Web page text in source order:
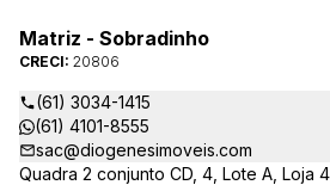
Matriz - Sobradinho
CRECI: 20806
(61) 3034-1415
(61) 4101-8555
sac@diogenesimoveis.com
Quadra 2 conjunto CD, 4, Lote A, Loja